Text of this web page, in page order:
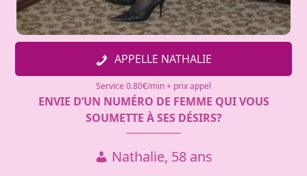
APPELLE NATHALIE
Service 0.80€/min + prix appel
ENVIE D’UN NUMÉRO DE FEMME QUI VOUS
SOUMETTE À SES DÉSIRS?
Nathalie, 58 ans